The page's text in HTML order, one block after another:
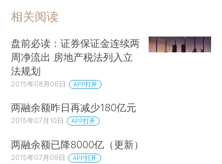
相关阅读
盘前必读：证券保证金连续两
周净流出 房地产税法列入立
法规划
2015年08月06日 APP打开
两融余额昨日再减少180亿元
2015年07月10日 APP打开
两融余额已降8000亿（更新）
2015年07月09日 APP打开